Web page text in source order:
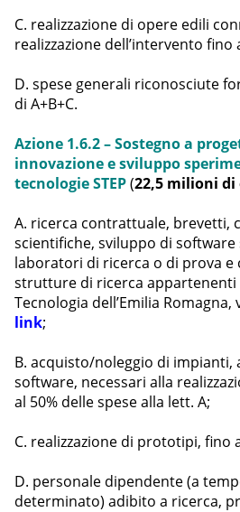
C. realizzazione di opere edili
realizzazione dell’intervento fino
D. spese generali riconosciute
di A+B+C.
Azione 1.6.2 – Sostegno a
innovazione e sviluppo
tecnologie STEP(22,5 milioni di
A. ricerca contrattuale, brevetti,
scientifiche, sviluppo di software
laboratori di ricerca o di prova
strutture di ricerca appartenenti
Tecnologia dell’Emilia
link;
B. acquisto/noleggio di impianti,
software, necessari alla
al 50% delle spese alla lett. A;
C. realizzazione di prototipi, fino
D. personale dipendente (a
determinato) adibito a ricerca,